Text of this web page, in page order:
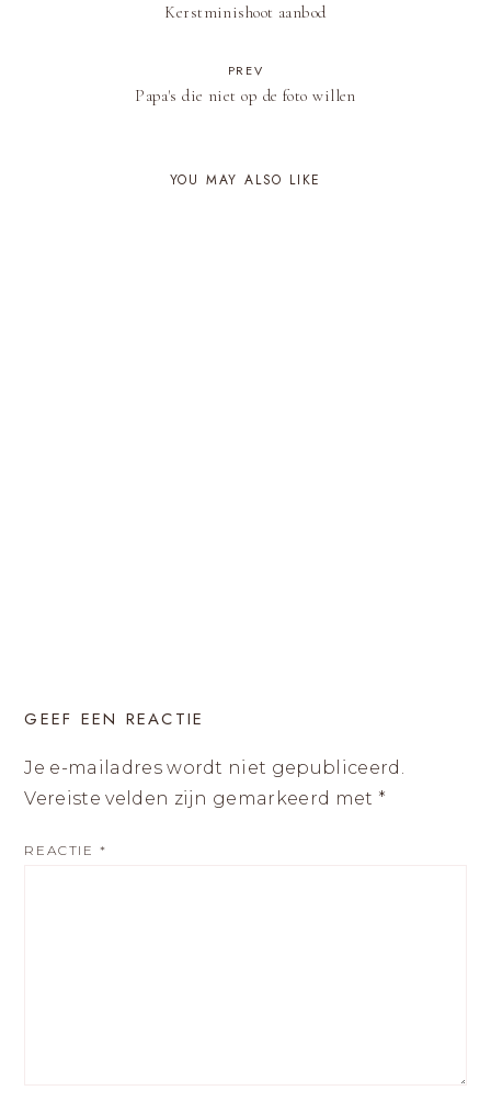
Kerstminishoot aanbod
PREV
Papa's die niet op de foto willen
YOU MAY ALSO LIKE
GEEF EEN REACTIE
Je e-mailadres wordt niet gepubliceerd.
Vereiste velden zijn gemarkeerd met *
REACTIE *